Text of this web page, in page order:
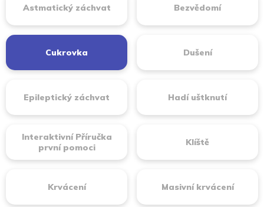
Astmatický záchvat Bezvědomí
Cukrovka Dušení
Epileptický záchvat Hadí uštknutí
Interaktivní Příručka
první pomoci
Klíště
Krvácení Masivní krvácení